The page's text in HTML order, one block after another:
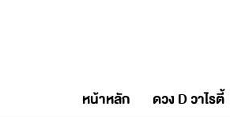
หน้าหลัก ดวง D วาไรตี้